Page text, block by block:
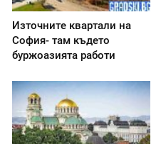
Източните квартали на
София- там където
буржоазията работи